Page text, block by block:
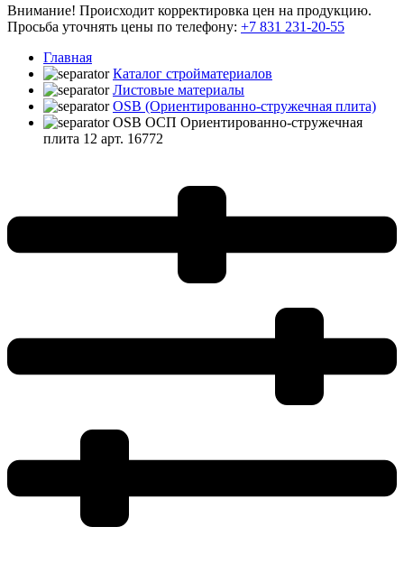
Внимание! Происходит корректировка цен на продукцию.
Просьба уточнять цены по телефону: +7 831 231-20-55
Главная
Каталог стройматериалов
Листовые материалы
OSB (Ориентированно-стружечная плита)
OSB ОСП Ориентированно-стружечная
плита 12 арт. 16772